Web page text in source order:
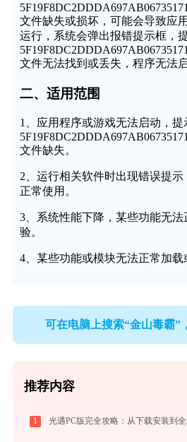
文件缺失或损坏，可能会导致应
运行，系统会弹出报错提示框，
文件无法找到或丢失，程序无法
二、适用范围
1、应用程序或游戏无法启动，提
文件缺失。
2、运行相关软件时出现错误提
正常使用。
3、系统性能下降，某些功能无
验。
4、某些功能或模块无法正常加载
可在电脑上搜索“金山毒霸”
推荐内容
1